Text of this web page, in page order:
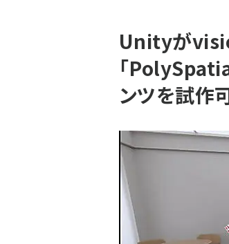
Unityが
「
ンツを試作